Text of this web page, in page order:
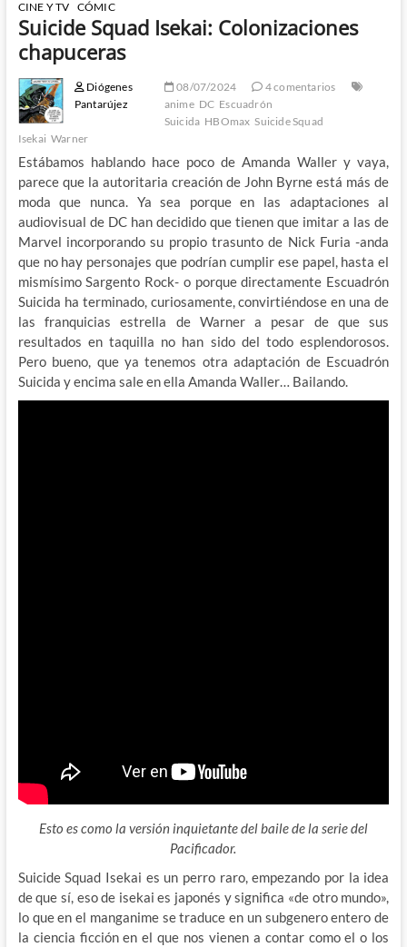
CINE Y TV CÓMIC
Suicide Squad Isekai: Colonizaciones
chapuceras
Diógenes
Pantarújez
08/07/2024
4 comentarios
anime DC Escuadrón
Suicida HBOmax Suicide Squad
Isekai Warner
Estábamos hablando hace poco de Amanda Waller y vaya,
parece que la autoritaria creación de John Byrne está más de
moda que nunca. Ya sea porque en las adaptaciones al
audiovisual de DC han decidido que tienen que imitar a las de
Marvel incorporando su propio trasunto de Nick Furia -anda
que no hay personajes que podrían cumplir ese papel, hasta el
mismísimo Sargento Rock- o porque directamente Escuadrón
Suicida ha terminado, curiosamente, convirtiéndose en una de
las franquicias estrella de Warner a pesar de que sus
resultados en taquilla no han sido del todo esplendorosos.
Pero bueno, que ya tenemos otra adaptación de Escuadrón
Suicida y encima sale en ella Amanda Waller… Bailando.
Esto es como la versión inquietante del baile de la serie del
Pacificador.
Suicide Squad Isekai es un perro raro, empezando por la idea
de que sí, eso de isekai es japonés y significa «de otro mundo»,
lo que en el manganime se traduce en un subgenero entero de
la ciencia ficción en el que nos vienen a contar como el o los